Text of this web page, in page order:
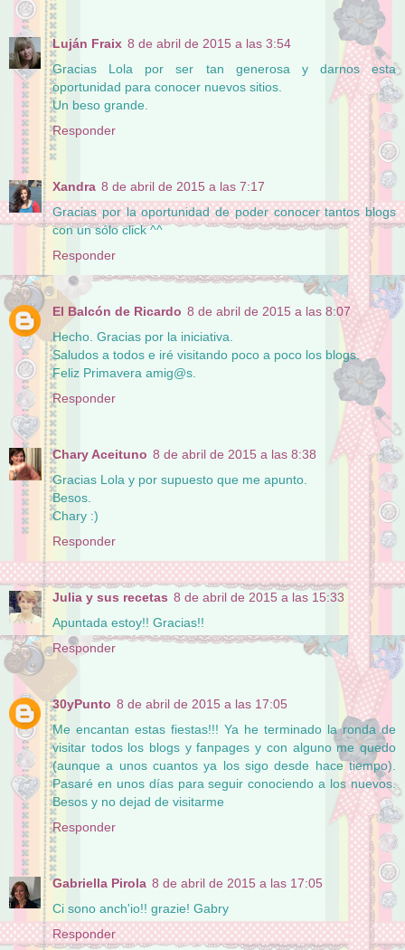
Luján Fraix 8 de abril de 2015 a las 3:54
Gracias Lola por ser tan generosa y darnos esta
oportunidad para conocer nuevos sitios.
Un beso grande.
Responder
Xandra 8 de abril de 2015 a las 7:17
Gracias por la oportunidad de poder conocer tantos blogs
con un sólo click ^^
Responder
El Balcón de Ricardo 8 de abril de 2015 a las 8:07
Hecho. Gracias por la iniciativa.
Saludos a todos e iré visitando poco a poco los blogs.
Feliz Primavera amig@s.
Responder
Chary Aceituno 8 de abril de 2015 a las 8:38
Gracias Lola y por supuesto que me apunto.
Besos.
Chary :)
Responder
Julia y sus recetas 8 de abril de 2015 a las 15:33
Apuntada estoy!! Gracias!!
Responder
30yPunto 8 de abril de 2015 a las 17:05
Me encantan estas fiestas!!! Ya he terminado la ronda de
visitar todos los blogs y fanpages y con alguno me quedo
(aunque a unos cuantos ya los sigo desde hace tiempo).
Pasaré en unos días para seguir conociendo a los nuevos.
Besos y no dejad de visitarme
Responder
Gabriella Pirola 8 de abril de 2015 a las 17:05
Ci sono anch'io!! grazie! Gabry
Responder